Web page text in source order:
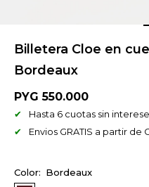
Billetera Cloe en
Bordeaux
PYG 550.000
Hasta 6 cuotas sin
Envios GRATIS a partir de
Bordeaux